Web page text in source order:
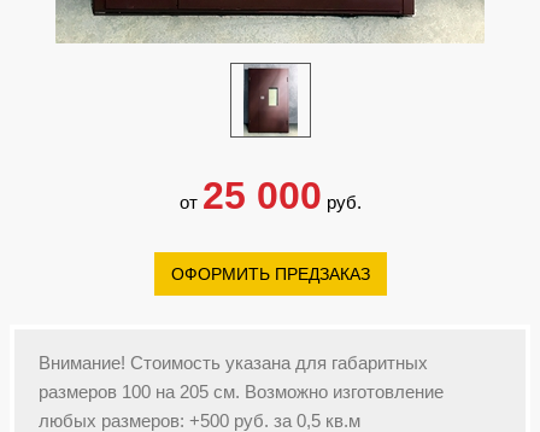
от 25 000 руб.
ОФОРМИТЬ ПРЕДЗАКАЗ
Внимание! Стоимость указана для габаритных
размеров 100 на 205 см. Возможно изготовление
любых размеров: +500 руб. за 0,5 кв.м